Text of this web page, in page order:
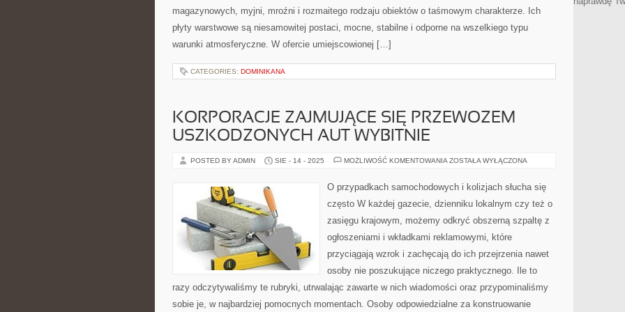
magazynowych, myjni, mroźni i rozmaitego rodzaju obiektów o taśmowym charakterze. Ich
płyty warstwowe są niesamowitej postaci, mocne, stabilne i odporne na wszelkiego typu
warunki atmosferyczne. W ofercie umiejscowionej […]
CATEGORIES: DOMINIKANA
KORPORACJE ZAJMUJĄCE SIĘ PRZEWOZEM
USZKODZONYCH AUT WYBITNIE
POSTED BY ADMIN SIE - 14 - 2025 MOŻLIWOŚĆ KOMENTOWANIA KORPORACJE
PRZEWOZEM
USZKODZONYCH
WYBITNIE
ZOSTAŁA WYŁĄCZONA
O przypadkach samochodowych i kolizjach słucha się
często W każdej gazecie, dzienniku lokalnym czy też o
zasięgu krajowym, możemy odkryć obszerną szpaltę z
ogłoszeniami i wkładkami reklamowymi, które
przyciągają wzrok i zachęcają do ich przejrzenia nawet
osoby nie poszukujące niczego praktycznego. Ile to
razy odczytywaliśmy te rubryki, utrwalając zawarte w nich wiadomości oraz przypominaliśmy
sobie je, w najbardziej pomocnych momentach. Osoby odpowiedzialne za konstruowanie